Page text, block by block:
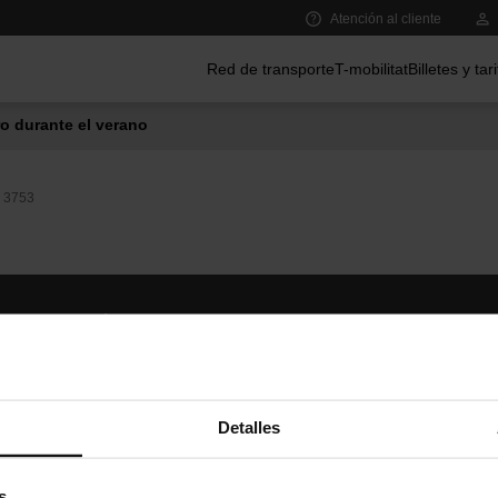
Detalles
Atención al cliente
Red de transporteT-mobilitatBilletes y
durante el verano
3753
Síguenos
TMB